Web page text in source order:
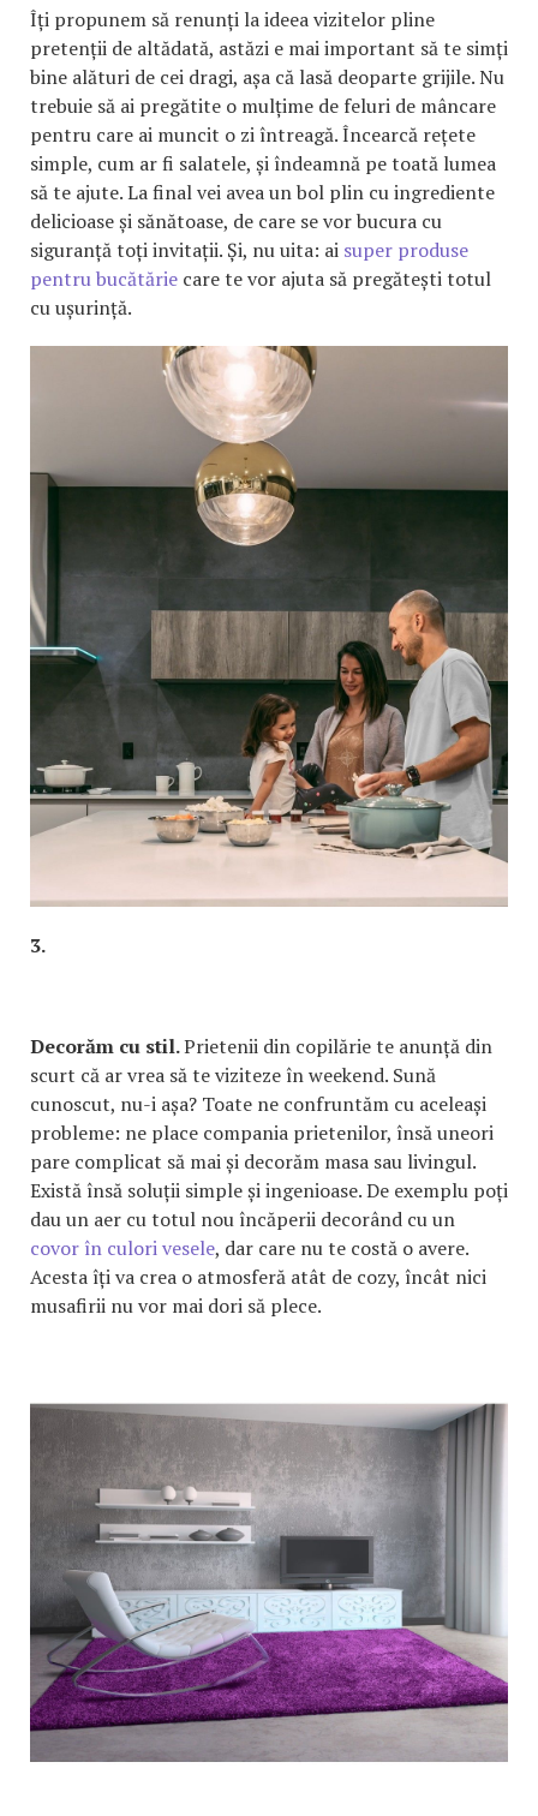
Îți propunem să renunți la ideea vizitelor pline
pretenții de altădată, astăzi e mai important să te simți
bine alături de cei dragi, așa că lasă deoparte grijile. Nu
trebuie să ai pregătite o mulțime de feluri de mâncare
pentru care ai muncit o zi întreagă. Încearcă rețete
simple, cum ar fi salatele, și îndeamnă pe toată lumea
să te ajute. La final vei avea un bol plin cu ingrediente
delicioase și sănătoase, de care se vor bucura cu
siguranță toți invitații. Și, nu uita: ai super produse
pentru bucătărie care te vor ajuta să pregătești totul
cu ușurință.
3.
Decorăm cu stil.Prietenii din copilărie te anunță din
scurt că ar vrea să te viziteze în weekend. Sună
cunoscut, nu-i așa? Toate ne confruntăm cu aceleași
probleme: ne place compania prietenilor, însă uneori
pare complicat să mai și decorăm masa sau livingul.
Există însă soluții simple și ingenioase. De exemplu poți
dau un aer cu totul nou încăperii decorând cu un
covor în culori vesele, dar care nu te costă o avere.
Acesta îți va crea o atmosferă atât de cozy, încât nici
musafirii nu vor mai dori să plece.